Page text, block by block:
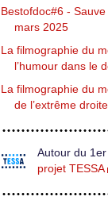
Bestofdoc#6 -
mars 2025
La filmographie du
l’humour dans le
La filmographie du
de l’extrême
Autour du
projet TESSA